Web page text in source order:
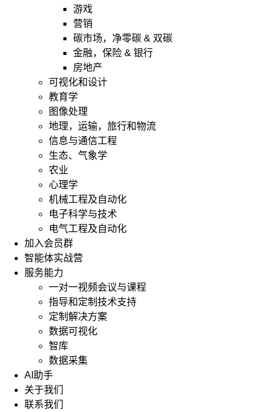
游戏
营销
碳市场，净零碳 & 双碳
金融，保险 & 银行
房地产
可视化和设计
教育学
图像处理
地理，运输，旅行和物流
信息与通信工程
生态、气象学
农业
心理学
机械工程及自动化
电子科学与技术
电气工程及自动化
加入会员群
智能体实战营
服务能力
一对一视频会议与课程
指导和定制技术支持
定制解决方案
数据可视化
智库
数据采集
AI助手
关于我们
联系我们